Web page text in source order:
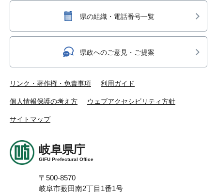
県の組織・電話番号一覧
県政へのご意見・ご提案
リンク・著作権・免責事項 利用ガイド
個人情報保護の考え方 ウェブアクセシビリティ方針
サイトマップ
岐阜県庁
GIFU Prefectural Office
〒500-8570
岐阜市薮田南2丁目1番1号